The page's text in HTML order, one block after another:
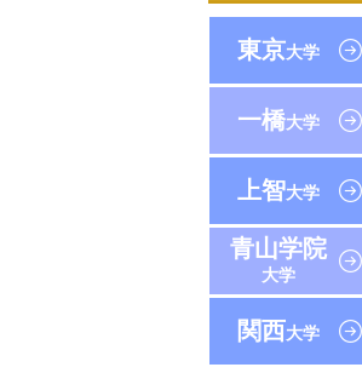
東京大学
一橋大学
上智大学
青山学院
大学
関西大学